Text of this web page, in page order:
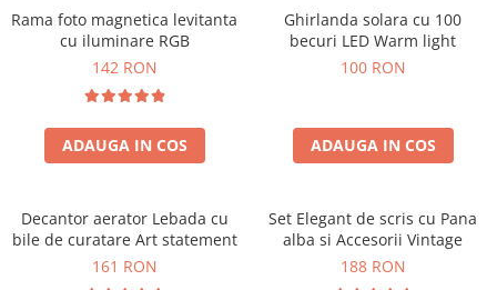
Cel ce are tot
Cadouri Nunta si Cununie civila
Rama foto magnetica levitanta
cu iluminare RGB
142 RON
ADAUGA IN COS
Ghirlanda solara cu 100
becuri LED Warm light
100 RON
ADAUGA IN COS
Decantor aerator Lebada cu
bile de curatare Art statement
161 RON
Set Elegant de scris cu Pana
alba si Accesorii Vintage
188 RON